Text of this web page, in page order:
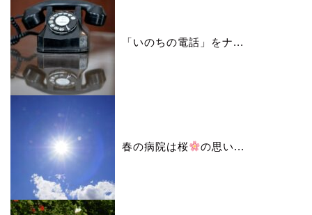
「いのちの電話」をナ...
春の病院は桜 の思い...